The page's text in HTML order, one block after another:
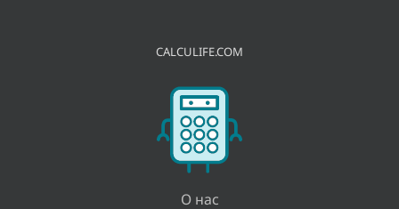
CALCULIFE.COM
О нас